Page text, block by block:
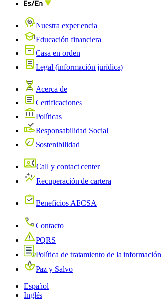
Nuestra experiencia
Educación financiera
Casa en orden
Legal (información jurídica)
Acerca de
Certificaciones
Políticas
Responsabilidad Social
Sostenibilidad
Call y contact center
Recuperación de cartera
Beneficios AECSA
Contacto
PQRS
Política de tratamiento de la información
Paz y Salvo
Español
Inglés